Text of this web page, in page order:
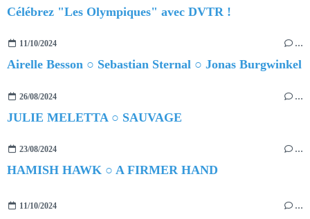
Célébrez "Les Olympiques" avec DVTR !
11/10/2024 …
Airelle Besson ○ Sebastian Sternal ○ Jonas Burgwinkel
26/08/2024 …
JULIE MELETTA ○ SAUVAGE
23/08/2024 …
HAMISH HAWK ○ A FIRMER HAND
11/10/2024 …